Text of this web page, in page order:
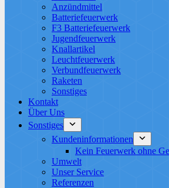
Anzündmittel
Batteriefeuerwerk
F3 Batteriefeuerwerk
Jugendfeuerwerk​
Knallartikel
Leuchtfeuerwerk​
Verbundfeuerwerk
Raketen
Sonstiges
Kontakt
Über Uns
Sonstiges
Kundeninformationen
Kein Feuerwerk ohne
Umwelt
Unser Service
Referenzen